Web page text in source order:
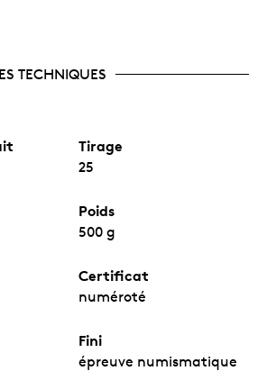
TECHNIQUES
Tirage
25
Poids
500 g
Certificat
numéroté
Fini
épreuve numismatique